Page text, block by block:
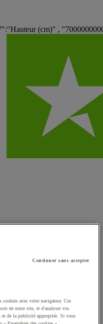
(cm)" ,
Continuer sans accepter
avec votre navigateur. Ces
de notre site, et d'analyser vos
et de la publicité appropriée. Si vous